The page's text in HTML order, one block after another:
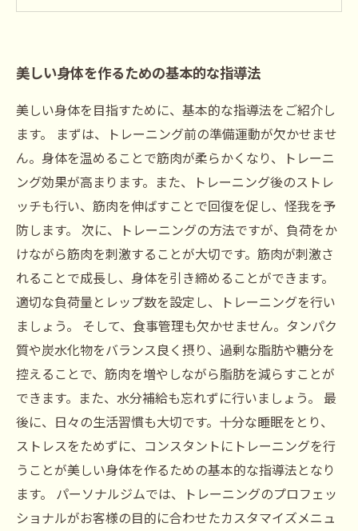
美しい身体を作るための基本的な指導法
美しい身体を目指すために、基本的な指導法をご紹介し
ます。 まずは、トレーニング前の準備運動が欠かせませ
ん。身体を温めることで筋肉が柔らかくなり、トレーニ
ング効果が高まります。また、トレーニング後のストレ
ッチも行い、筋肉を伸ばすことで回復を促し、怪我を予
防します。 次に、トレーニングの方法ですが、負荷をか
けながら筋肉を刺激することが大切です。筋肉が刺激さ
れることで成長し、身体を引き締めることができます。
適切な負荷量とレップ数を設定し、トレーニングを行い
ましょう。 そして、食事管理も欠かせません。タンパク
質や炭水化物をバランス良く摂り、過剰な脂肪や糖分を
控えることで、筋肉を増やしながら脂肪を減らすことが
できます。また、水分補給も忘れずに行いましょう。 最
後に、日々の生活習慣も大切です。十分な睡眠をとり、
ストレスをためずに、コンスタントにトレーニングを行
うことが美しい身体を作るための基本的な指導法となり
ます。 パーソナルジムでは、トレーニングのプロフェッ
ショナルがお客様の目的に合わせたカスタマイズメニュ